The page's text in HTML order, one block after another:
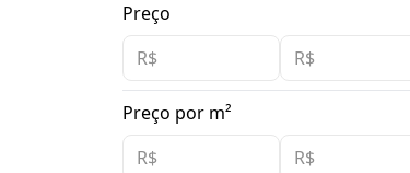
Preço
Preço por m²